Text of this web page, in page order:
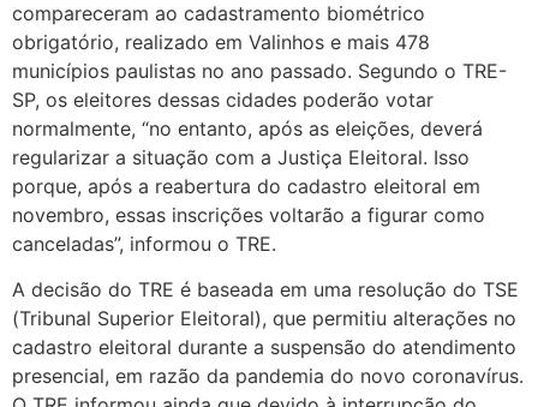
compareceram ao cadastramento biométrico
obrigatório, realizado em Valinhos e mais 478
municípios paulistas no ano passado. Segundo o TRE-
SP, os eleitores dessas cidades poderão votar
normalmente, “no entanto, após as eleições, deverá
regularizar a situação com a Justiça Eleitoral. Isso
porque, após a reabertura do cadastro eleitoral em
novembro, essas inscrições voltarão a figurar como
canceladas”, informou o TRE.
A decisão do TRE é baseada em uma resolução do TSE
(Tribunal Superior Eleitoral), que permitiu alterações no
cadastro eleitoral durante a suspensão do atendimento
presencial, em razão da pandemia do novo coronavírus.